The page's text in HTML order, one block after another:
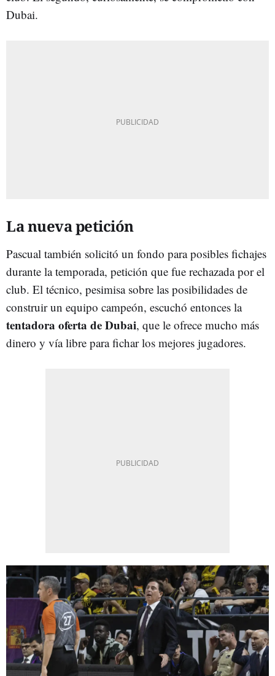
Dubai.
La nueva petición
Pascual también solicitó un fondo para posibles fichajes
durante la temporada, petición que fue rechazada por el
club. El técnico, pesimisa sobre las posibilidades de
construir un equipo campeón, escuchó entonces la
tentadora oferta de Dubai, que le ofrece mucho más
dinero y vía libre para fichar los mejores jugadores.